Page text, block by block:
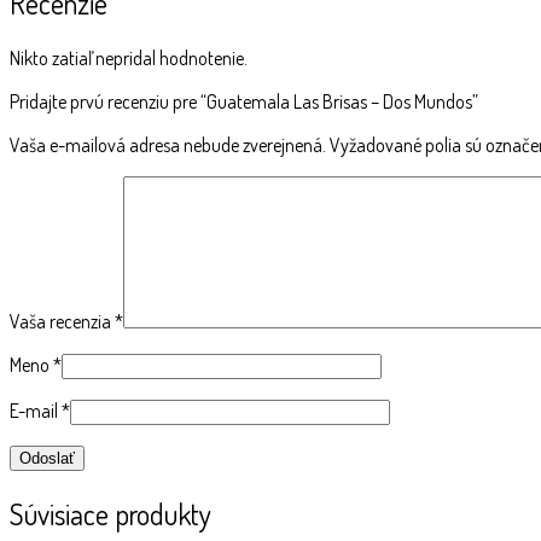
Nikto zatiaľ nepridal hodnotenie.
Pridajte prvú recenziu pre “Guatemala Las Brisas – Dos Mundos”
Vaša e-mailová adresa nebude zverejnená. Vyžadované polia sú
Vaša recenzia *
Meno *
E-mail *
Súvisiace produkty